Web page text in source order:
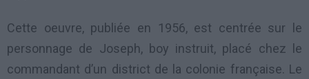
Cette oeuvre, publiée en 1956, est centrée sur le
personnage de Joseph, boy instruit, placé chez le
commandant d’un district de la colonie française. Le